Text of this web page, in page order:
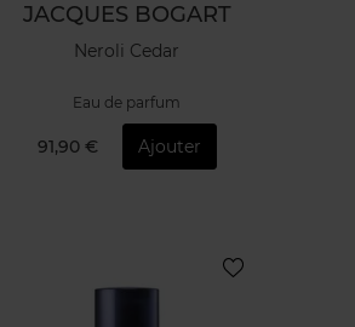
JACQUES BOGART
Neroli Cedar
Eau de parfum
91,90 € Ajouter